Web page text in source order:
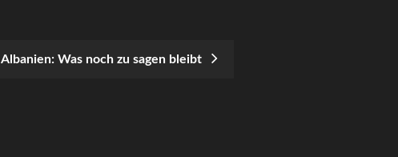
Albanien: Was noch zu sagen bleibt